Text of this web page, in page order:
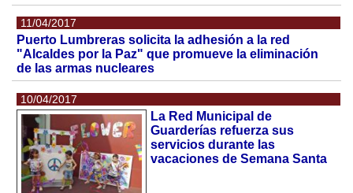
11/04/2017
Puerto Lumbreras solicita la adhesión a la red
"Alcaldes por la Paz" que promueve la eliminación
de las armas nucleares
10/04/2017
La Red Municipal de
Guarderías refuerza sus
servicios durante las
vacaciones de Semana Santa